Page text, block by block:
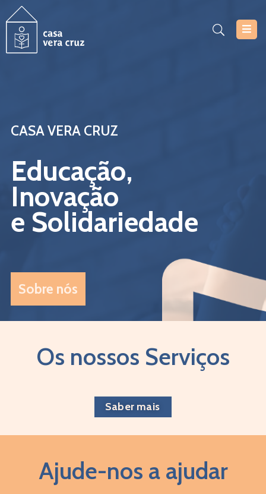
Casa
Projetos
Notícias
Documentos
Inscrições
CASA VERA CRUZ
Educação,
Inovação
e Solidariedade
Sobre nós
Os nossos Serviços
Saber mais
Ajude-nos a ajudar